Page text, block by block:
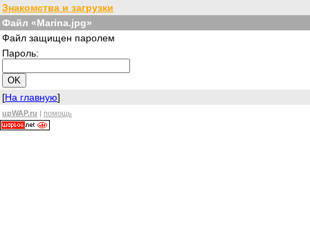
Знакомства и загрузки
Файл «Marina.jpg»
Файл защищен паролем
Пароль:
[На главную]
upWAP.ru | помощь